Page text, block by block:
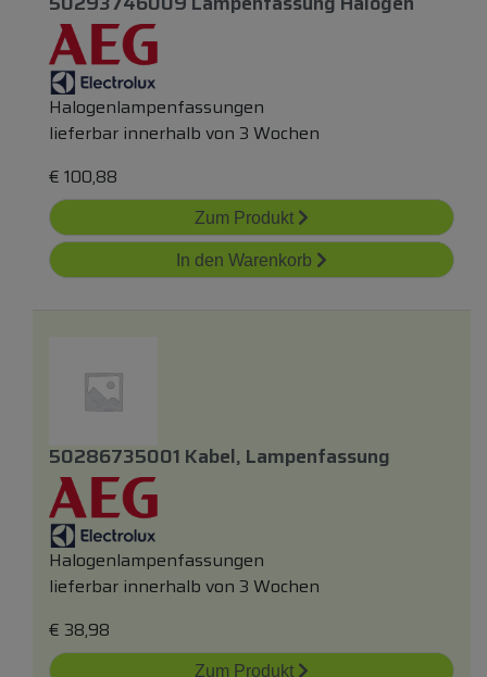
Halogenlampenfassungen
lieferbar innerhalb von 3 Wochen
€ 100,88
Zum Produkt
In den Warenkorb
50286735001 Kabel, Lampenfassung
Halogenlampenfassungen
lieferbar innerhalb von 3 Wochen
€ 38,98
Zum Produkt